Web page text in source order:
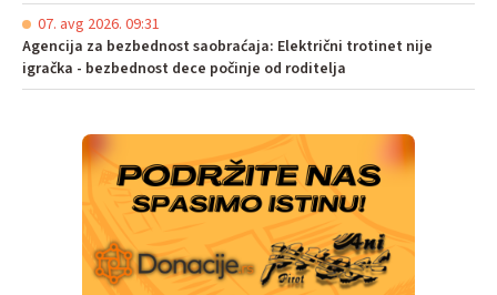
07. avg 2026. 09:31
Agencija za bezbednost saobraćaja: Električni trotinet nije
igračka - bezbednost dece počinje od roditelja